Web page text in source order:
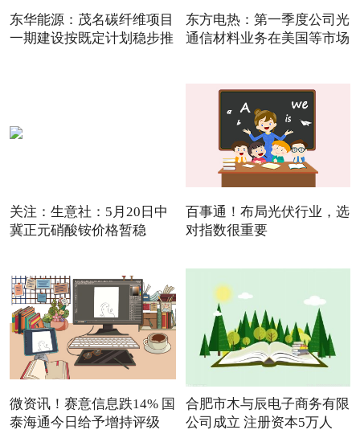
东华能源：茂名碳纤维项目
一期建设按既定计划稳步推
东方电热：第一季度公司光
通信材料业务在美国等市场
关注：生意社：5月20日中
冀正元硝酸铵价格暂稳
百事通！布局光伏行业，选
对指数很重要
微资讯！赛意信息跌14% 国
泰海通今日给予增持评级
合肥市木与辰电子商务有限
公司成立 注册资本5万人